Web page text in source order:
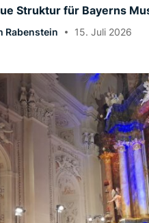
Struktur für Bayerns
Rabenstein 15. Juli 2026